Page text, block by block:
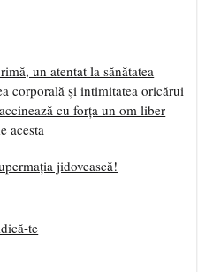
un atentat la sănătatea
corporală și intimitatea oricărui
cu forța un om liber
acesta
jidovească!
te